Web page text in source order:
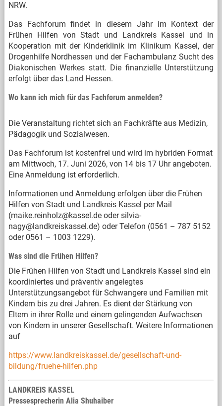
NRW.
Das Fachforum findet in diesem Jahr im Kontext der
Frühen Hilfen von Stadt und Landkreis Kassel und in
Kooperation mit der Kinderklinik im Klinikum Kassel, der
Drogenhilfe Nordhessen und der Fachambulanz Sucht des
Diakonischen Werkes statt. Die finanzielle Unterstützung
erfolgt über das Land Hessen.
Wo kann ich mich für das Fachforum anmelden?
Die Veranstaltung richtet sich an Fachkräfte aus Medizin,
Pädagogik und Sozialwesen.
Das Fachforum ist kostenfrei und wird im hybriden Format
am Mittwoch, 17. Juni 2026, von 14 bis 17 Uhr angeboten.
Eine Anmeldung ist erforderlich.
Informationen und Anmeldung erfolgen über die Frühen
Hilfen von Stadt und Landkreis Kassel per Mail
(maike.reinholz@kassel.de oder silvia-
nagy@landkreiskassel.de) oder Telefon (0561 – 787 5152
oder 0561 – 1003 1229).
Was sind die Frühen Hilfen?
Die Frühen Hilfen von Stadt und Landkreis Kassel sind ein
koordiniertes und präventiv angelegtes
Unterstützungsangebot für Schwangere und Familien mit
Kindern bis zu drei Jahren. Es dient der Stärkung von
Eltern in ihrer Rolle und einem gelingenden Aufwachsen
von Kindern in unserer Gesellschaft. Weitere Informationen
auf
https://www.landkreiskassel.de/gesellschaft-und-
bildung/fruehe-hilfen.php
LANDKREIS KASSEL
Pressesprecherin Alia Shuhaiber